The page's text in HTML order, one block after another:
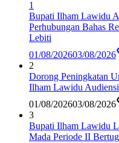
1
Bupati Ilham Lawidu
Perhubungan Bahas
Lebiti
01/08/202603/08/2026
2
Dorong Peningkatan
Ilham Lawidu Audiensi
01/08/202603/08/2026
3
Bupati Ilham Lawidu
Mada Periode II